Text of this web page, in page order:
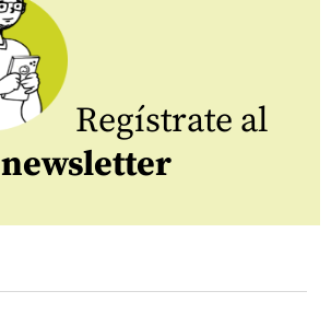
Regístrate al
newsletter